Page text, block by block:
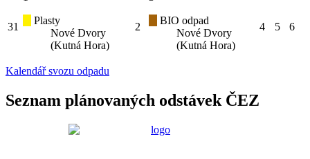
31
Plasty
Nové Dvory
(Kutná Hora)
2
BIO odpad
Nové Dvory
(Kutná Hora)
4 5 6
Kalendář svozu odpadu
Seznam plánovaných odstávek ČEZ